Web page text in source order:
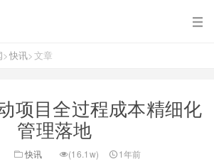
>快讯>文章
项目全过程成本精细化
管理落地
快讯 (16.1w) 1年前